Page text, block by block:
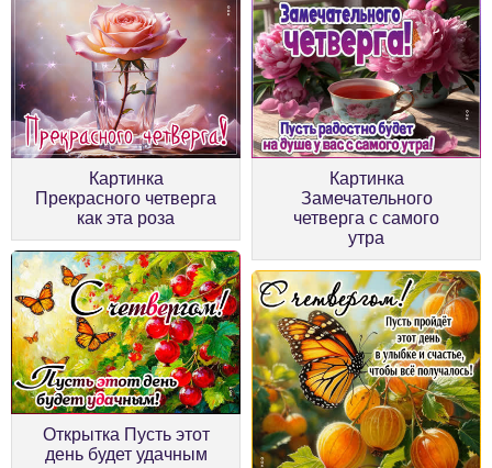
Картинка
Прекрасного четверга
как эта роза
Картинка
Замечательного
четверга с самого
утра
Открытка Пусть этот
день будет удачным